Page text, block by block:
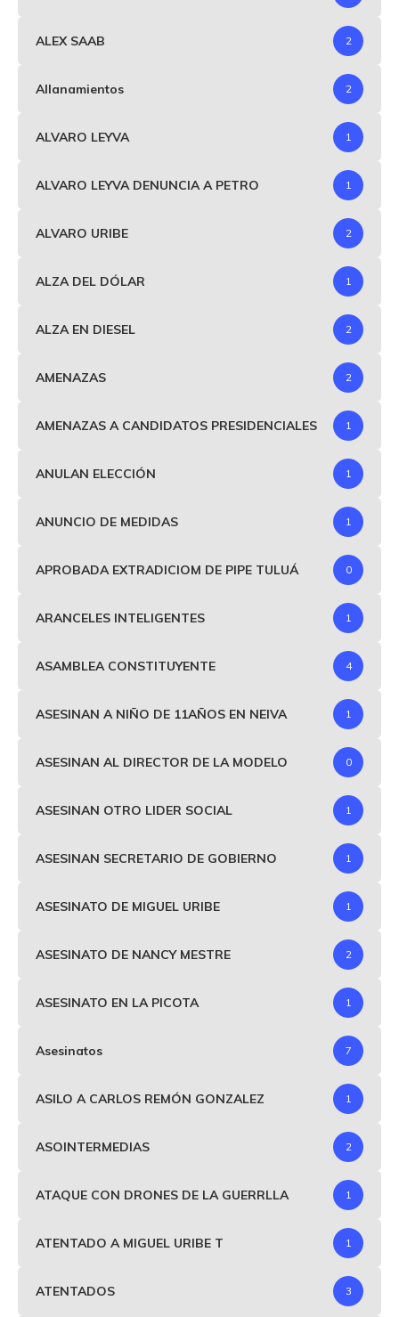
ALEX SAAB 2
Allanamientos 2
ALVARO LEYVA 1
ALVARO LEYVA DENUNCIA A PETRO 1
ALVARO URIBE 2
ALZA DEL DÓLAR 1
ALZA EN DIESEL 2
AMENAZAS 2
AMENAZAS A CANDIDATOS PRESIDENCIALES 1
ANULAN ELECCIÓN 1
ANUNCIO DE MEDIDAS 1
APROBADA EXTRADICIOM DE PIPE TULUÁ 0
ARANCELES INTELIGENTES 1
ASAMBLEA CONSTITUYENTE 4
ASESINAN A NIÑO DE 11AÑOS EN NEIVA 1
ASESINAN AL DIRECTOR DE LA MODELO 0
ASESINAN OTRO LIDER SOCIAL 1
ASESINAN SECRETARIO DE GOBIERNO 1
ASESINATO DE MIGUEL URIBE 1
ASESINATO DE NANCY MESTRE 2
ASESINATO EN LA PICOTA 1
Asesinatos 7
ASILO A CARLOS REMÓN GONZALEZ 1
ASOINTERMEDIAS 2
ATAQUE CON DRONES DE LA GUERRLLA 1
ATENTADO A MIGUEL URIBE T 1
ATENTADOS 3